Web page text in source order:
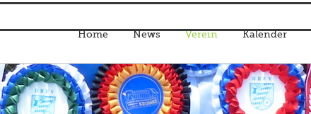
Home News Verein Kalender